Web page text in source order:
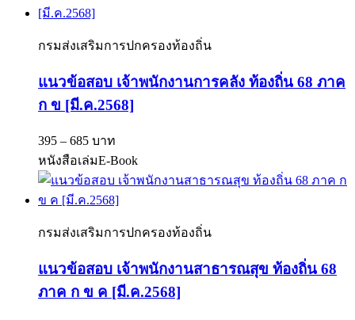
กรมส่งเสริมการปกครองท้องถิ่น
แนวข้อสอบ เจ้าพนักงานการคลัง ท้องถิ่น 68 ภาค
ก ข [มี.ค.2568]
395 – 685 บาท
หนังสือเล่มE-Book
กรมส่งเสริมการปกครองท้องถิ่น
แนวข้อสอบ เจ้าพนักงานสาธารณสุข ท้องถิ่น 68
ภาค ก ข ค [มี.ค.2568]